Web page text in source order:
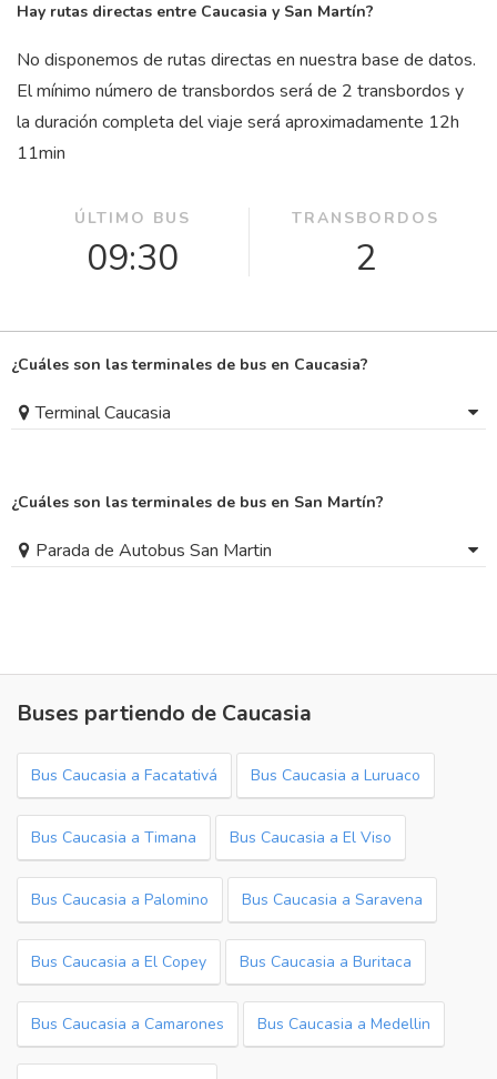
Hay rutas directas entre Caucasia y San Martín?
No disponemos de rutas directas en nuestra base de datos.
El mínimo número de transbordos será de 2 transbordos y
la duración completa del viaje será aproximadamente 12h
11min
ÚLTIMO BUS
09:30
TRANSBORDOS
2
¿Cuáles son las terminales de bus en Caucasia?
Terminal Caucasia
¿Cuáles son las terminales de bus en San Martín?
Parada de Autobus San Martin
Buses partiendo de Caucasia
Bus Caucasia a Facatativá Bus Caucasia a Luruaco
Bus Caucasia a Timana Bus Caucasia a El Viso
Bus Caucasia a Palomino Bus Caucasia a Saravena
Bus Caucasia a El Copey Bus Caucasia a Buritaca
Bus Caucasia a Camarones Bus Caucasia a Medellin